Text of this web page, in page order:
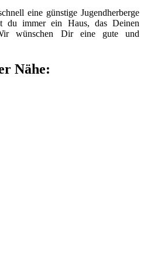
eine günstige Jugendherberge
du immer ein Haus, das Deinen
wünschen Dir eine gute und
Nähe: